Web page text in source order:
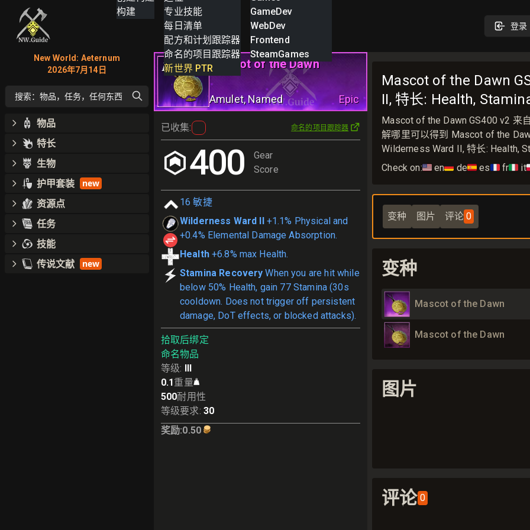
构建
专业技能
每日清单
配方和计划跟踪器
命名的项目跟踪器
新世界 PTR
GameDev
WebDev
Frontend
SteamGames
登录
III Mascot of the Dawn
Amulet, Named Epic
已收集: 命名的项目跟踪器
400
Gear
Score
16 敏捷
Wilderness Ward II +1.1% Physical and
+0.4% Elemental Damage Absorption.
Health +6.8% max Health.
Stamina Recovery When you are hit while
below 50% Health, gain 77 Stamina (30s
cooldown. Does not trigger off persistent
damage, DoT effects, or blocked attacks).
拾取后绑定
命名物品
等级: III
0.1重量
500耐用性
等级要求: 30
奖励:0.50
Mascot of the Dawn
II, 特长: Health,
Mascot of the Dawn GS400 v2 来
解哪里可以得到 Mascot of the
Wilderness Ward II, 特长: Health,
Check on:🇺🇸 en🇩🇪 de🇪🇸 es🇫🇷 fr🇮🇹 it
变种 图片 评论 0
变种
Mascot of the Dawn
Mascot of the Dawn
图片
评论 0
New World: Aeternum
2026年7月14日
搜索：物品，任务，任何东西
物品
特长
生物
护甲套装
new
资源点
任务
技能
传说文献
new